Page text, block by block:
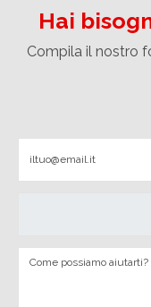
Hai
Compila il nostro